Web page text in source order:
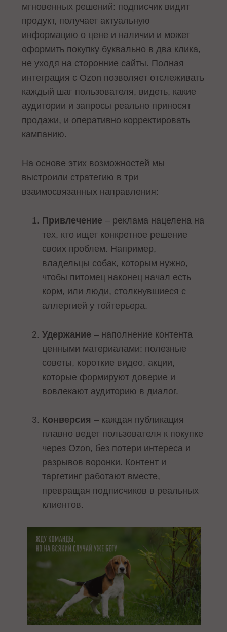
мгновенных решений: подписчик видит
продукт, получает актуальную
информацию о цене и наличии и может
оформить покупку буквально в два клика,
не уходя на сторонние сайты. Полная
интеграция с Ozon позволяет отслеживать
каждый шаг пользователя, видеть, какие
аудитории и запросы реально приносят
продажи, и оперативно корректировать
кампанию.
На основе этих возможностей мы
выстроили стратегию в три
взаимосвязанных направления:
Привлечение – реклама нацелена на
тех, кто ищет конкретное решение
своих проблем. Например,
владельцы собак, которым нужно,
чтобы питомец наконец начал есть
корм, или люди, столкнувшиеся с
аллергией у тойтерьера.
Удержание – наполнение контента
ценными материалами: полезные
советы, короткие видео, акции,
которые формируют доверие и
вовлекают аудиторию в диалог.
Конверсия – каждая публикация
плавно ведет пользователя к покупке
через Ozon, без потери интереса и
разрывов воронки. Контент и
таргетинг работают вместе,
превращая подписчиков в реальных
клиентов.